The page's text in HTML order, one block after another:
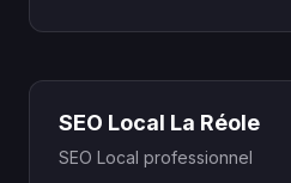
SEO Local La Réole
SEO Local professionnel